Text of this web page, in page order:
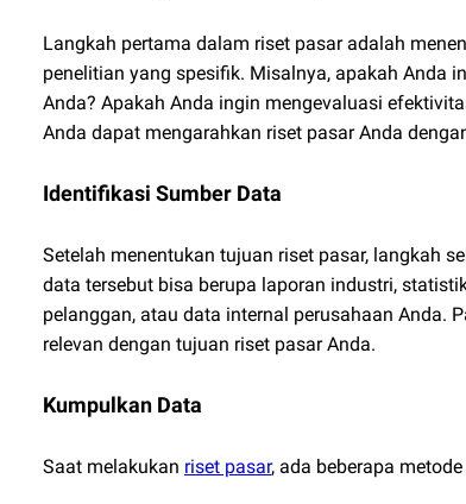
Langkah pertama dalam riset pasar adalah
penelitian yang spesifik. Misalnya, apakah Anda
Anda? Apakah Anda ingin mengevaluasi
Anda dapat mengarahkan riset pasar Anda
Identifikasi Sumber Data
Setelah menentukan tujuan riset pasar, langkah
data tersebut bisa berupa laporan industri,
pelanggan, atau data internal perusahaan Anda.
relevan dengan tujuan riset pasar Anda.
Kumpulkan Data
Saat melakukan riset pasar, ada beberapa